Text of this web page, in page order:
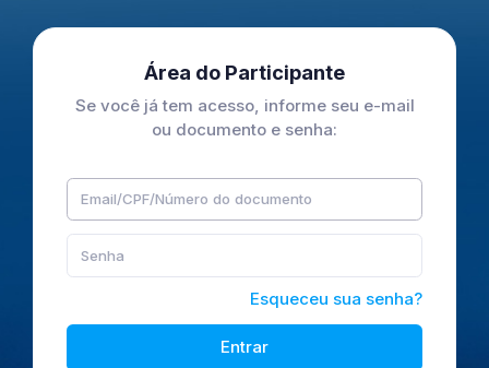
Área do Participante
Se você já tem acesso, informe seu e-mail
ou documento e senha:
Esqueceu sua senha?
Entrar